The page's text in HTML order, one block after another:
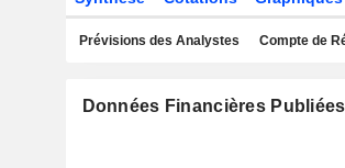
Prévisions des Analystes Compte de
Données Financières